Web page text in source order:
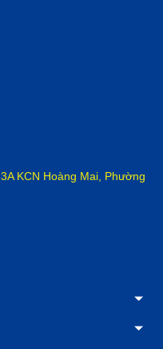
KCN Hoàng Mai, Phường